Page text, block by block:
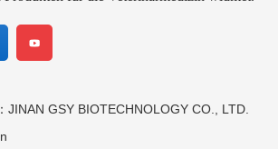
JINAN GSY BIOTECHNOLOGY CO., LTD.